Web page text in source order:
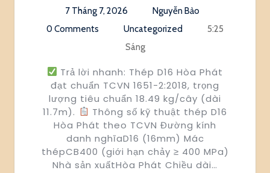
7 Tháng 7, 2026
Nguyễn Bảo
0 Comments
Uncategorized
5:25
Sáng
Trả lời nhanh: Thép D16 Hòa Phát
đạt chuẩn TCVN 1651-2:2018, trọng
lượng tiêu chuẩn 18.49 kg/cây (dài
11.7m).
Thông số kỹ thuật thép D16
Hòa Phát theo TCVN Đường kính
danh nghĩaD16 (16mm) Mác
thépCB400 (giới hạn chảy ≥ 400 MPa)
Nhà sản xuấtHòa Phát Chiều dài…